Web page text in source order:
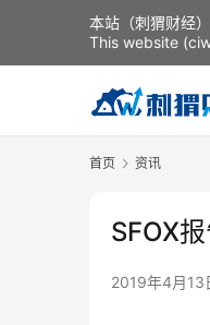
首页 资讯
SFOX
2019年4月13
本站（刺猬财经
This website